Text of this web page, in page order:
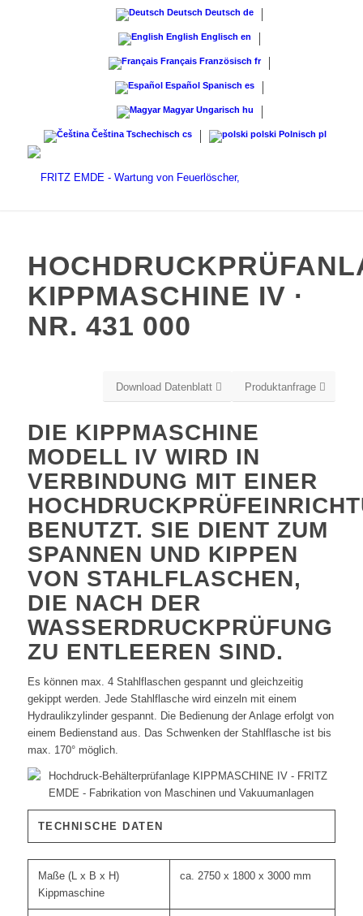
Deutsch Deutsch de
English Englisch en
Français Französisch fr
Español Spanisch es
Magyar Ungarisch hu
Čeština Tschechisch cs polski Polnisch pl
KIPPMASCHINE IV ·
NR. 431 000
Produktanfrage
Download Datenblatt
DIE KIPPMASCHINE
MODELL IV WIRD IN
VERBINDUNG MIT EINER
BENUTZT. SIE DIENT ZUM
SPANNEN UND KIPPEN
VON STAHLFLASCHEN,
DIE NACH DER
WASSERDRUCKPRÜFUNG
ZU ENTLEEREN SIND.
Es können max. 4 Stahlflaschen gespannt und gleichzeitig
gekippt werden. Jede Stahlflasche wird einzeln mit einem
Hydraulikzylinder gespannt. Die Bedienung der Anlage erfolgt von
einem Bedienstand aus. Das Schwenken der Stahlflasche ist bis
max. 170° möglich.
TECHNISCHE DATEN
Maße (L x B x H)
Kippmaschine
ca. 2750 x 1800 x 3000 mm